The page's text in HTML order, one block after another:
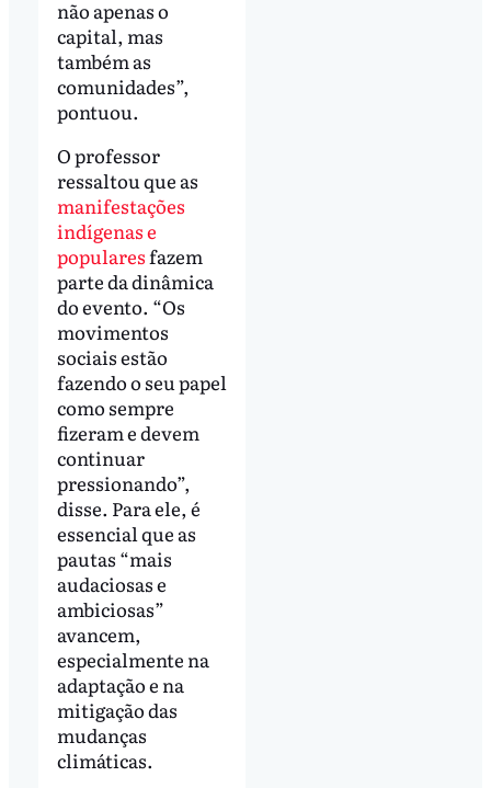
não apenas o
capital, mas
também as
comunidades”,
pontuou.
O professor
ressaltou que as
manifestações
indígenas e
populares fazem
parte da dinâmica
do evento. “Os
movimentos
sociais estão
fazendo o seu papel
como sempre
fizeram e devem
continuar
pressionando”,
disse. Para ele, é
essencial que as
pautas “mais
audaciosas e
ambiciosas”
avancem,
especialmente na
adaptação e na
mitigação das
mudanças
climáticas.